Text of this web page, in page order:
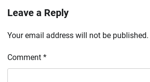
Leave a Reply
Your email address will not be published.
Comment *